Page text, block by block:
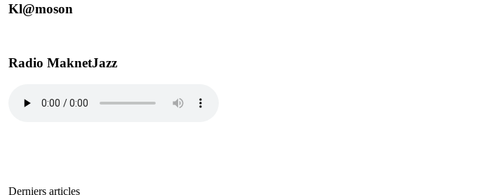
Kl@moson
Radio MaknetJazz
Derniers articles